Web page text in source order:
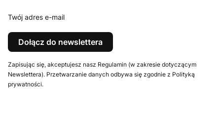
Twój adres e-mail
Dołącz do newslettera
Zapisując się, akceptujesz nasz Regulamin (w zakresie dotyczącym
Newslettera). Przetwarzanie danych odbywa się zgodnie z Polityką
prywatności.